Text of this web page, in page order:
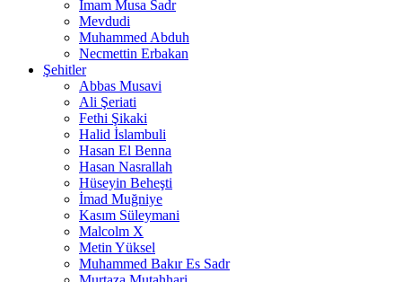
İmam Musa Sadr
Mevdudi
Muhammed Abduh
Necmettin Erbakan
Şehitler
Abbas Musavi
Ali Şeriati
Fethi Şikaki
Halid İslambuli
Hasan El Benna
Hasan Nasrallah
Hüseyin Beheşti
İmad Muğniye
Kasım Süleymani
Malcolm X
Metin Yüksel
Muhammed Bakır Es Sadr